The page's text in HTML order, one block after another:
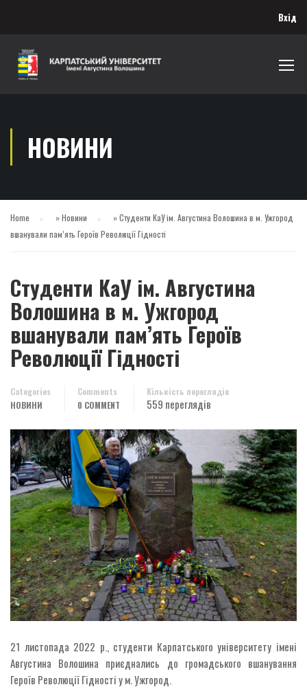
Вхід
НОВИНИ
Home »Новини »Студенти КаУ ім. Августина Волошина в м. Ужгород
вшанували пам’ять Героїв Революції Гідності
Студенти КаУ ім. Августина
Волошина в м. Ужгород
вшанували пам’ять Героїв
Революції Гідності
Categories
НОВИНИ
Comments
0 COMMENT
Кількість переглядів
559 переглядів
21 листопада 2022 р., студенти Карпатського університету імені
Августина Волошина приєднались до громадського вшанування
Героїв Революції Гідності у м. Ужгород.